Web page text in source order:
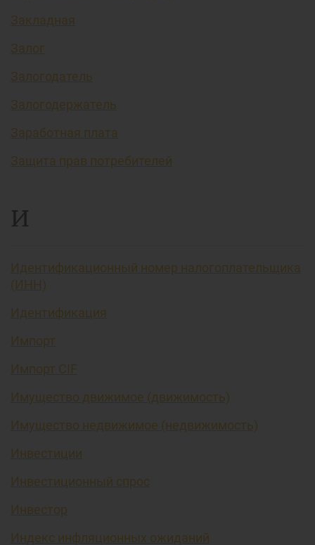
Закладная
Залог
Залогодатель
Залогодержатель
Заработная плата
Защита прав потребителей
И
Идентификационный номер налогоплательщика
(ИНН)
Идентификация
Импорт
Импорт CIF
Имущество движимое (движимость)
Имущество недвижимое (недвижимость)
Инвестиции
Инвестиционный спрос
Инвестор
Индекс инфляционных ожиданий